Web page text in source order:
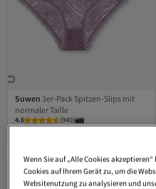
Suwen 3er-Pack Spitzen-Slips mit
normaler Taille
4.6 (940)
Kostenloser Versand über 35 EUR
Wenn Sie auf „Alle Cookies
Cookies auf Ihrem Gerät zu, um die
Websitenutzung zu analysieren und